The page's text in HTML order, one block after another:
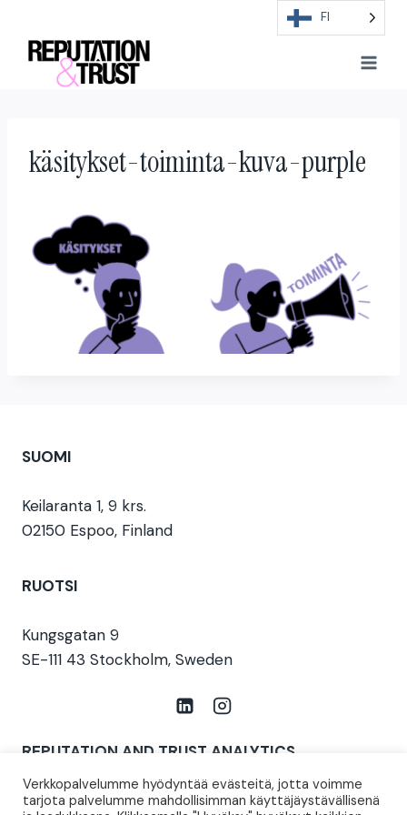
content
FI
käsitykset-toiminta-kuva-purple
SUOMI
Keilaranta 1, 9 krs.
02150 Espoo, Finland
RUOTSI
Kungsgatan 9
SE-111 43 Stockholm, Sweden
REPUTATION AND TRUST ANALYTICS
Aiemmin T-Media (perustettu 1997)
Verkkopalvelumme hyödyntää evästeitä, jotta voimme
tarjota palvelumme mahdollisimman käyttäjäystävällisenä